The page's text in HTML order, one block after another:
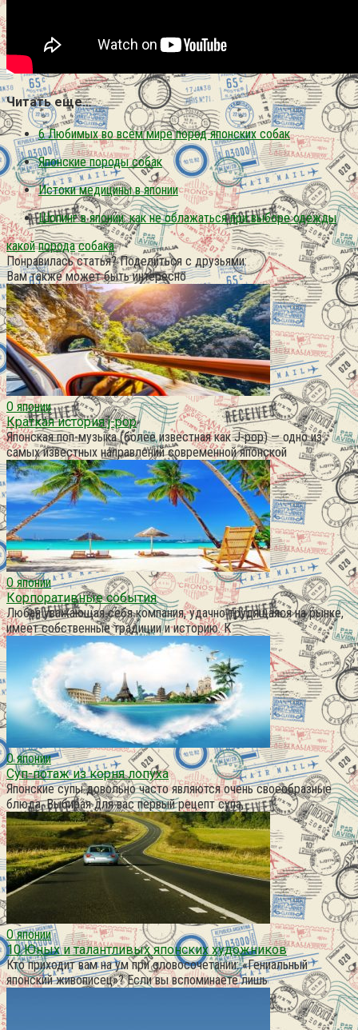
Читать еще…
6 Любимых во всём мире пород японских собак
Японские породы собак
Истоки медицины в японии
Шопинг в японии: как не облажаться при выборе одежды
какой порода собака
Понравилась статья? Поделиться с друзьями:
Вам также может быть интересно
О японии
Краткая история j-pop
Японская поп-музыка (более известная как J-pop) — одно из
самых известных направлений современной японской
О японии
Корпоративные события
Любая уважающая себя компания, удачно трудящаяся на рынке,
имеет собственные традиции и историю. К
О японии
Суп-потаж из корня лопуха
Японские супы довольно часто являются очень своеобразные
блюда. Выбирая для вас первый рецепт супа,
О японии
10 Юных и талантливых японских художников
Кто приходит вам на ум при словосочетании: «Гениальный
японский живописец»? Если вы вспоминаете лишь